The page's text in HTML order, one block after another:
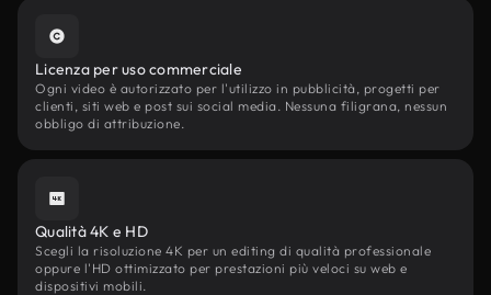
Licenza per uso commerciale
Ogni video è autorizzato per l'utilizzo in pubblicità, progetti per
clienti, siti web e post sui social media. Nessuna filigrana, nessun
obbligo di attribuzione.
Qualità 4K e HD
Scegli la risoluzione 4K per un editing di qualità professionale
oppure l'HD ottimizzato per prestazioni più veloci su web e
dispositivi mobili.